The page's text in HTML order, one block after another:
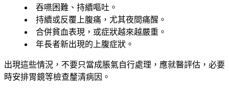
吞嚥困難 、持續嘔吐。
持續或反覆上腹痛 ，尤其夜間痛醒 。
合併貧血表現，或症狀越來越嚴重。
年長者新出現的上腹症狀。
出現這些情況， 不要只當成脹氣自行處理 ，應就醫評估，必要
時安排胃鏡等檢查釐清病因。